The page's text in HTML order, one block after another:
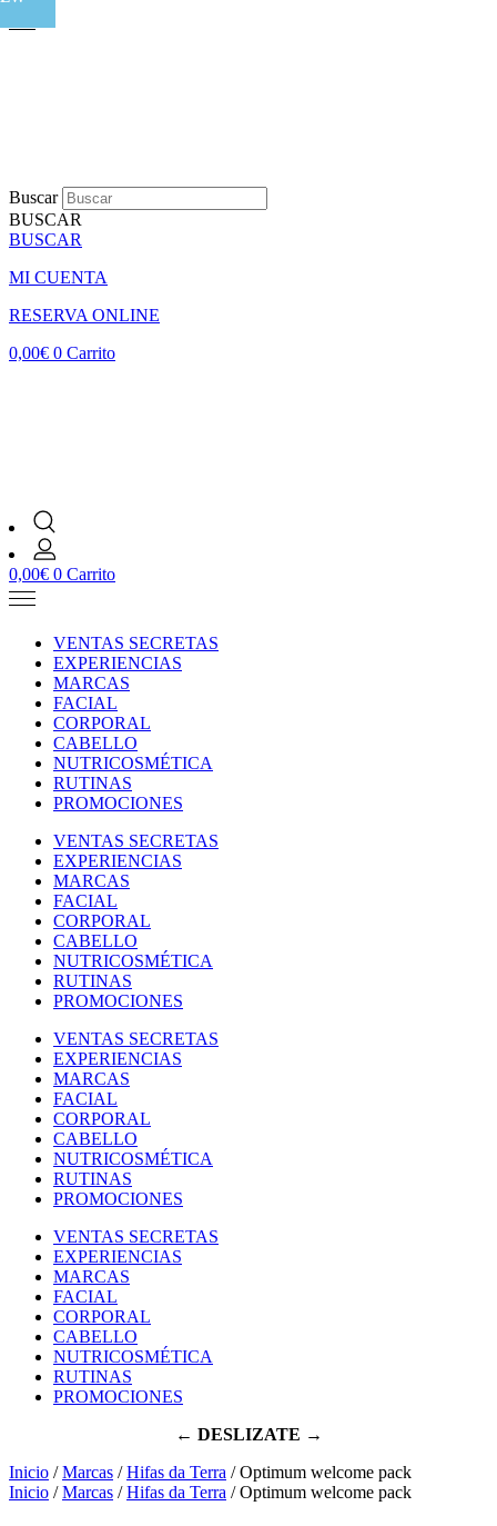
Buscar
BUSCAR
BUSCAR
MI CUENTA
RESERVA ONLINE
0,00€ 0 Carrito
0,00€ 0 Carrito
VENTAS SECRETAS
EXPERIENCIAS
MARCAS
FACIAL
CORPORAL
CABELLO
NUTRICOSMÉTICA
RUTINAS
PROMOCIONES
VENTAS SECRETAS
EXPERIENCIAS
MARCAS
FACIAL
CORPORAL
CABELLO
NUTRICOSMÉTICA
RUTINAS
PROMOCIONES
VENTAS SECRETAS
EXPERIENCIAS
MARCAS
FACIAL
CORPORAL
CABELLO
NUTRICOSMÉTICA
RUTINAS
PROMOCIONES
VENTAS SECRETAS
EXPERIENCIAS
MARCAS
FACIAL
CORPORAL
CABELLO
NUTRICOSMÉTICA
RUTINAS
PROMOCIONES
← DESLIZATE →
Inicio /Marcas /Hifas da Terra / Optimum welcome pack
Inicio /Marcas /Hifas da Terra / Optimum welcome pack